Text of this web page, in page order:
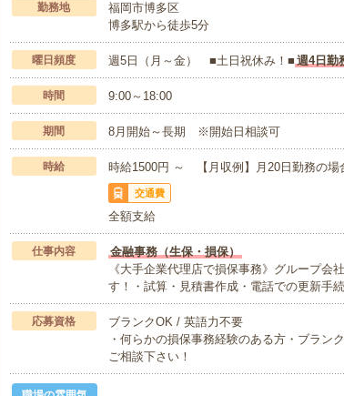
勤務地
福岡市博多区
博多駅から徒歩5分
曜日頻度 週5日（月～金） ■土日祝休み！■週4日勤
時間 9:00～18:00
期間 8月開始～長期 ※開始日相談可
時給 時給1500円 ～ 【月収例】月20日勤務の場
交通費
全額支給
仕事内容
金融事務（生保・損保）
《大手企業代理店で損保事務》グループ会
す！・試算・見積書作成・電話での更新手
応募資格
ブランクOK / 英語力不要
・何らかの損保事務経験のある方・ブラ
ご相談下さい！